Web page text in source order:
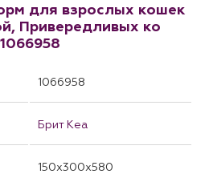
для взрослых кошек
Привередливых ко
1066958
Брит Кеа
150x300x580